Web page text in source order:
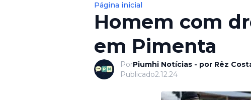
Página inicial
Homem com
em Pimenta
PorPiumhi Notícias - por Rêz
Publicado2.12.24